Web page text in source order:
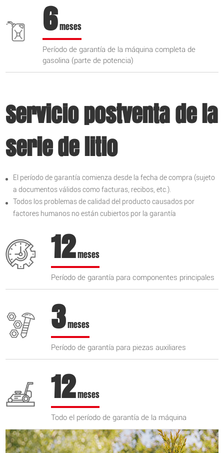
6meses
Período de garantía de la máquina completa de
gasolina (parte de potencia)
Servicio postventa de la
serie de litio
El período de garantía comienza desde la fecha de compra (sujeto
a documentos válidos como facturas, recibos, etc.).
Todos los problemas de calidad del producto causados ​​por
factores humanos no están cubiertos por la garantía
12meses
Período de garantía para componentes principales
3meses
Período de garantía para piezas auxiliares
12meses
Todo el período de garantía de la máquina